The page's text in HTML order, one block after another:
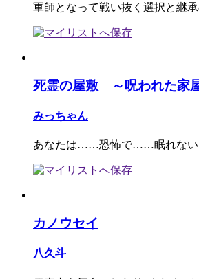
軍師となって戦い抜く選択と継承
死霊の屋敷 ～呪われた家
みっちゃん
あなたは……恐怖で……眠れな
カノウセイ
八久斗